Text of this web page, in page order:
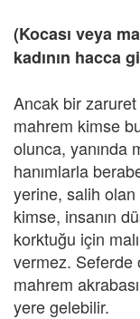
(Kocası veya
kadının hacca
Ancak bir
mahrem kimse
olunca, yanında
hanımlarla
yerine, salih olan
kimse, insanın
korktuğu için
vermez. Seferde
mahrem
yere gelebilir.